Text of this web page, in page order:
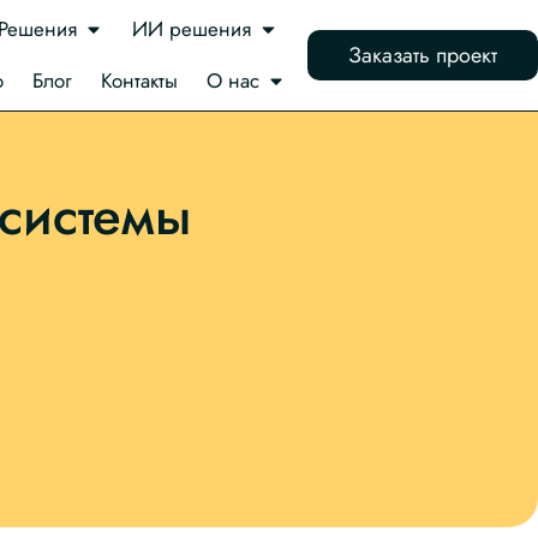
ИИ решения
Блог Контакты О нас
Заказать проект